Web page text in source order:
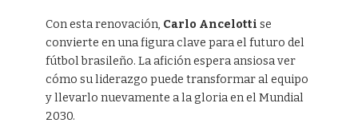
Con esta renovación, Carlo Ancelotti se
convierte en una figura clave para el futuro del
fútbol brasileño. La afición espera ansiosa ver
cómo su liderazgo puede transformar al equipo
y llevarlo nuevamente a la gloria en el Mundial
2030.